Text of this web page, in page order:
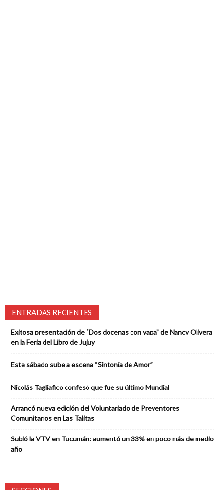
ENTRADAS RECIENTES
Exitosa presentación de “Dos docenas con yapa” de Nancy Olivera
en la Feria del Libro de Jujuy
Este sábado sube a escena “Sintonía de Amor”
Nicolás Tagliafico confesó que fue su último Mundial
Arrancó nueva edición del Voluntariado de Preventores
Comunitarios en Las Talitas
Subió la VTV en Tucumán: aumentó un 33% en poco más de medio
año